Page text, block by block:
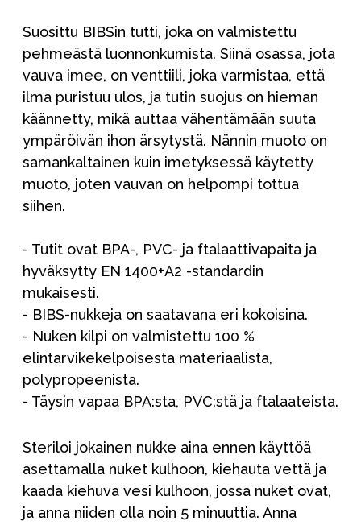
Suosittu BIBSin tutti, joka on valmistettu
pehmeästä luonnonkumista. Siinä osassa, jota
vauva imee, on venttiili, joka varmistaa, että
ilma puristuu ulos, ja tutin suojus on hieman
käännetty, mikä auttaa vähentämään suuta
ympäröivän ihon ärsytystä. Nännin muoto on
samankaltainen kuin imetyksessä käytetty
muoto, joten vauvan on helpompi tottua
siihen.
- Tutit ovat BPA-, PVC- ja ftalaattivapaita ja
hyväksytty EN 1400+A2 -standardin
mukaisesti.
- BIBS-nukkeja on saatavana eri kokoisina.
- Nuken kilpi on valmistettu 100 %
elintarvikekelpoisesta materiaalista,
polypropeenista.
- Täysin vapaa BPA:sta, PVC:stä ja ftalaateista.
Steriloi jokainen nukke aina ennen käyttöä
asettamalla nuket kulhoon, kiehauta vettä ja
kaada kiehuva vesi kulhoon, jossa nuket ovat,
ja anna niiden olla noin 5 minuuttia. Anna